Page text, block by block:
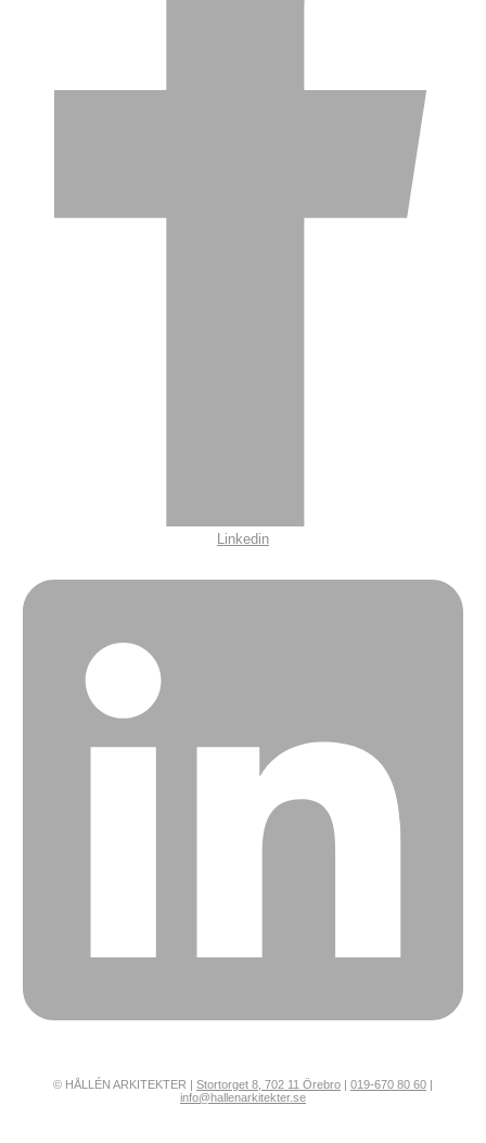
Linkedin
© HÅLLÉN ARKITEKTER | Stortorget 8, 702 11 Örebro | 019-670 80 60 |
info@hallenarkitekter.se